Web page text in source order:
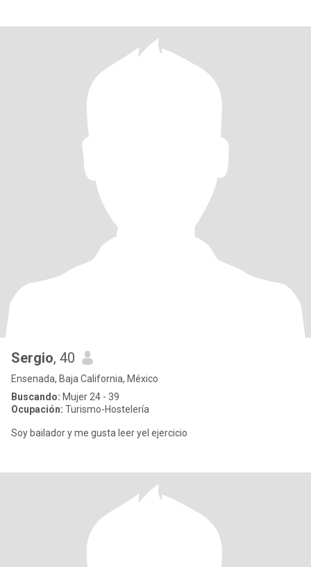
Sergio, 40
Ensenada, Baja California, México
Buscando: Mujer 24 - 39
Ocupación: Turismo-Hostelería
Soy bailador y me gusta leer yel ejercicio